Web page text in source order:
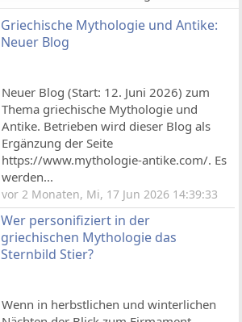
Griechische Mythologie und Antike:
Neuer Blog
Neuer Blog (Start: 12. Juni 2026) zum
Thema griechische Mythologie und
Antike. Betrieben wird dieser Blog als
Ergänzung der Seite
https://www.mythologie-antike.com/. Es
werden...
vor 2 Monaten, Mi, 17 Jun 2026 14:39:33
Wer personifiziert in der
griechischen Mythologie das
Sternbild Stier?
Wenn in herbstlichen und winterlichen